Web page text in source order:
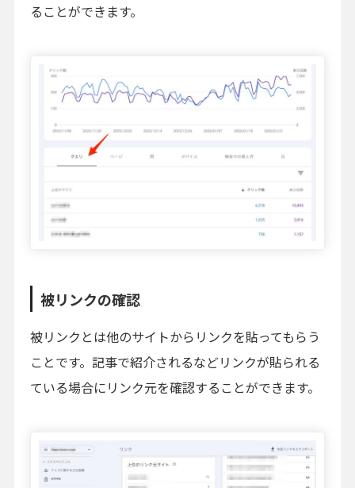
ることができます。
被リンクの確認
被リンクとは他のサイトからリンクを貼ってもらう
ことです。記事で紹介されるなどリンクが貼られる
ている場合にリンク元を確認することができます。